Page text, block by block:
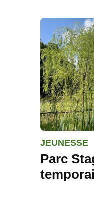
JEUNESSE
Parc